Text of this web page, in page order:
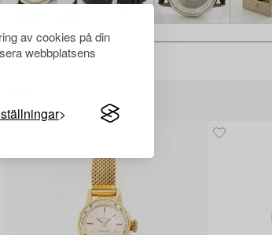
av cookies på din
webbplatsens